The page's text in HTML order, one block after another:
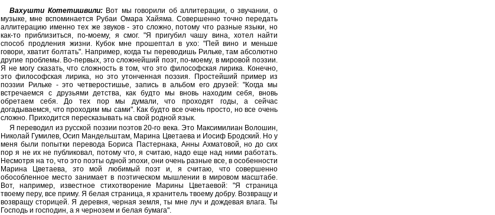
Вахушти Котетишвили:Вот мы говорили об аллитерации, о звучании, о
музыке, мне вспоминается Рубаи Омара Хайяма. Совершенно точно передать
аллитерацию именно тех же звуков - это сложно, потому что разные языки, но
как-то приблизиться, по-моему, я смог. "Я пригубил чашу вина, хотел найти
способ продления жизни. Кубок мне прошептал в ухо: "Пей вино и меньше
говори, хватит болтать". Например, когда ты переводишь Рильке, там абсолютно
другие проблемы. Во-первых, это сложнейший поэт, по-моему, в мировой поэзии.
Я не могу сказать, что сложность в том, что это философская лирика. Конечно,
это философская лирика, но это утонченная поэзия. Простейший пример из
поэзии Рильке - это четверостишье, запись в альбом его друзей: "Когда мы
встречаемся с друзьями детства, как будто мы вновь находим себя, вновь
обретаем себя. До тех пор мы думали, что проходят годы, а сейчас
догадываемся, что проходим мы сами". Как будто все очень просто, но все очень
сложно. Приходится пересказывать на свой родной язык.
Я переводил из русской поэзии поэтов 20-го века. Это Максимилиан Волошин,
Николай Гумилев, Осип Мандельштам, Марина Цветаева и Иосиф Бродский. Но у
меня были попытки перевода Бориса Пастернака, Анны Ахматовой, но до сих
пор я не их не публиковал, потому что, я считаю, надо еще над ними работать.
Несмотря на то, что это поэты одной эпохи, они очень разные все, в особенности
Марина Цветаева, это мой любимый поэт и, я считаю, что совершенно
обособленное место занимает в поэтическом мышлении в мировом масштабе.
Вот, например, известное стихотворение Марины Цветаевой: "Я страница
твоему перу, все приму. Я белая страница, я хранитель твоему добру. Возвращу и
возвращу сторицей. Я деревня, черная земля, ты мне луч и дождевая влага. Ты
Господь и господин, а я чернозем и белая бумага".